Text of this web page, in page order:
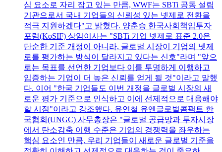
심 요소로 자리 잡고 있는 만큼, WWF는 SBTi 공동 설립
기관으로서 국내 기업들의 신뢰성 있는 넷제로 전환을
적극 지원하겠다"고 밝혔다. 양춘승 한국사회책임투자
포럼(KoSIF) 상임이사는 "SBTi 기업 넷제로 표준 2.0은
단순한 기준 개정이 아니라, 글로벌 시장이 기업의 넷제
로를 평가하는 방식이 달라지고 있다는 신호"라며 "앞으
로는 목표를 선언한 기업보다 이를 투명하게 이행하고
입증하는 기업이 더 높은 신뢰를 얻게 될 것"이라고 말했
다. 이어 "한국 기업들도 이번 개정을 글로벌 시장의 새
로운 평가 기준으로 인식하고 이에 선제적으로 대응해야
할 시점"이라고 강조했다. 유연철 유엔글로벌콤팩트 한
국협회(UNGC) 사무총장은 "글로벌 공급망과 투자시장
에서 탄소감축 이행 수준은 기업의 경쟁력을 좌우하는
핵심 요소인 만큼, 우리 기업들이 새로운 글로벌 기준을